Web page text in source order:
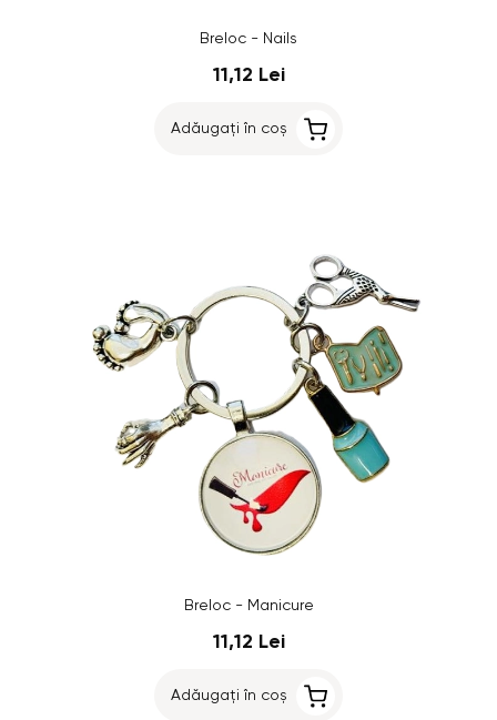
Breloc - Nails
11,12 Lei
Adăugați în coș
Breloc - Manicure
11,12 Lei
Adăugați în coș